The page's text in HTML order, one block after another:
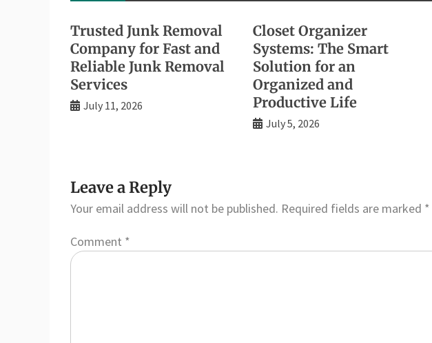
Trusted Junk Removal
Company for Fast and
Reliable Junk Removal
Services
July 11, 2026
Closet Organizer
Systems: The Smart
Solution for an
Organized and
Productive Life
July 5, 2026
Leave a Reply
Your email address will not be published. Required fields are marked *
Comment *